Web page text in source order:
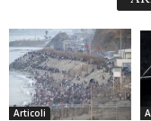
Articoli